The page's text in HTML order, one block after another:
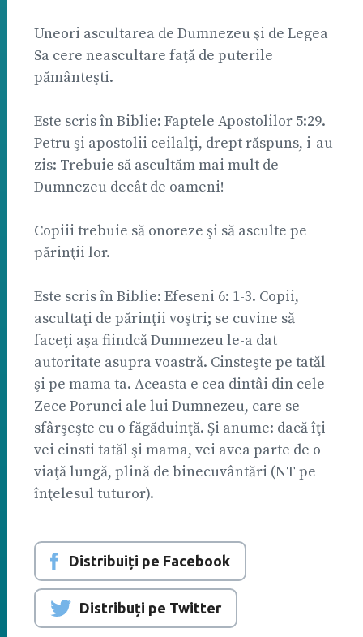
Uneori ascultarea de Dumnezeu şi de Legea
Sa cere neascultare faţă de puterile
pământeşti.
Este scris în Biblie: Faptele Apostolilor 5:29.
Petru şi apostolii ceilalţi, drept răspuns, i-au
zis: Trebuie să ascultăm mai mult de
Dumnezeu decât de oameni!
Copiii trebuie să onoreze şi să asculte pe
părinţii lor.
Este scris în Biblie: Efeseni 6: 1-3. Copii,
ascultaţi de părinţii voştri; se cuvine să
faceţi aşa fiindcă Dumnezeu le-a dat
autoritate asupra voastră. Cinsteşte pe tatăl
şi pe mama ta. Aceasta e cea dintâi din cele
Zece Porunci ale lui Dumnezeu, care se
sfârşeşte cu o făgăduinţă. Şi anume: dacă îţi
vei cinsti tatăl şi mama, vei avea parte de o
viaţă lungă, plină de binecuvântări (NT pe
înţelesul tuturor).
Distribuiți pe Facebook
Distribuți pe Twitter